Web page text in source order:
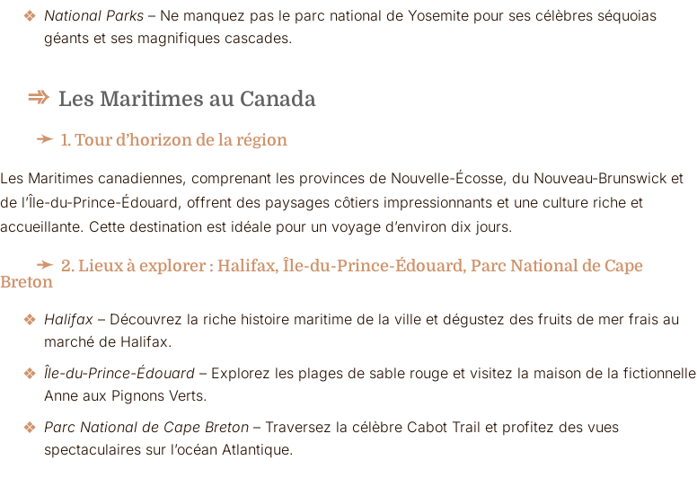
National Parks – Ne manquez pas le parc national de Yosemite pour ses célèbres séquoias
géants et ses magnifiques cascades.
Les Maritimes au Canada
1. Tour d’horizon de la région
Les Maritimes canadiennes, comprenant les provinces de Nouvelle-Écosse, du Nouveau-Brunswick et
de l’Île-du-Prince-Édouard, offrent des paysages côtiers impressionnants et une culture riche et
accueillante. Cette destination est idéale pour un voyage d’environ dix jours.
2. Lieux à explorer : Halifax, Île-du-Prince-Édouard, Parc National de Cape
Breton
Halifax – Découvrez la riche histoire maritime de la ville et dégustez des fruits de mer frais au
marché de Halifax.
Île-du-Prince-Édouard – Explorez les plages de sable rouge et visitez la maison de la fictionnelle
Anne aux Pignons Verts.
Parc National de Cape Breton – Traversez la célèbre Cabot Trail et profitez des vues
spectaculaires sur l’océan Atlantique.